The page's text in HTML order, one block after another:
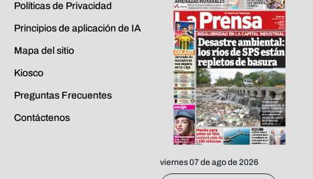
Políticas de Privacidad
Principios de aplicación de IA
Mapa del sitio
Kiosco
Preguntas Frecuentes
Contáctenos
viernes 07 de ago de 2026